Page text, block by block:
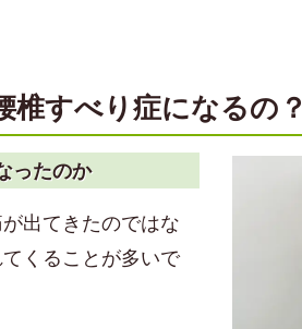
椎すべり症になるの？
ったのか
出てきたのではな
くることが多いで